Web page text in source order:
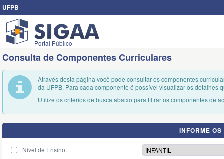
UFPB
Portal Público
Consulta de Componentes Curriculares
Através desta página você pode consultar os componentes
da UFPB. Para cada componente é possível visualizar os detalhes
Utilize os critérios de busca abaixo para filtrar os componentes de
INFORME
Nível de Ensino: